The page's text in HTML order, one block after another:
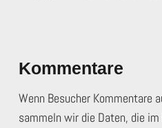
Kommentare
Wenn Besucher Kommentare
sammeln wir die Daten, die